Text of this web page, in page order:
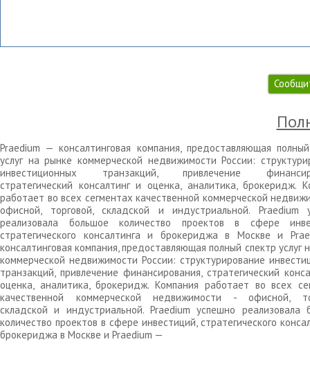
Praedium — консалтинговая компания, предоставляющая
услуг на рынке коммерческой недвижимости России:
инвестиционных транзакций, привлечение
стратегический консалтинг и оценка, аналитика, брокеридж.
работает во всех сегментах качественной коммерческой
офисной, торговой, складской и индустриальной. Praedium
реализовала большое количество проектов в сфере
стратегического консалтинга и брокериджа в Москве и
консалтинговая компания, предоставляющая полный спектр услуг
коммерческой недвижимости России: структурирование
транзакций, привлечение финансирования, стратегический
оценка, аналитика, брокеридж. Компания работает во всех
качественной коммерческой недвижимости - офисной,
складской и индустриальной. Praedium успешно реализовала
количество проектов в сфере инвестиций, стратегического
брокериджа в Москве и Praedium —